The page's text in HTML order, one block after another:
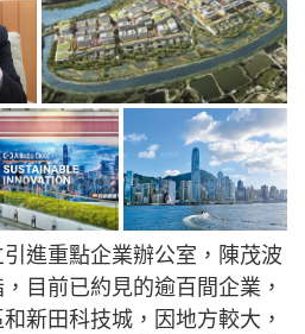
進重點企業辦公室，陳茂波
目前已約見的逾百間企業，
新田科技城，因地方較大，